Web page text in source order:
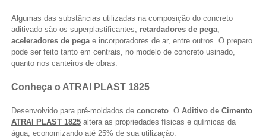
Algumas das substâncias utilizadas na composição do concreto
aditivado são os superplastificantes, retardadores de pega,
aceleradores de pegae incorporadores de ar, entre outros. O preparo
pode ser feito tanto em centrais, no modelo de concreto usinado,
quanto nos canteiros de obras.
Conheça o ATRAI PLAST 1825
Desenvolvido para pré-moldados de concreto. O Aditivo de Cimento
ATRAI PLAST 1825altera as propriedades físicas e químicas da
água, economizando até 25% de sua utilização.